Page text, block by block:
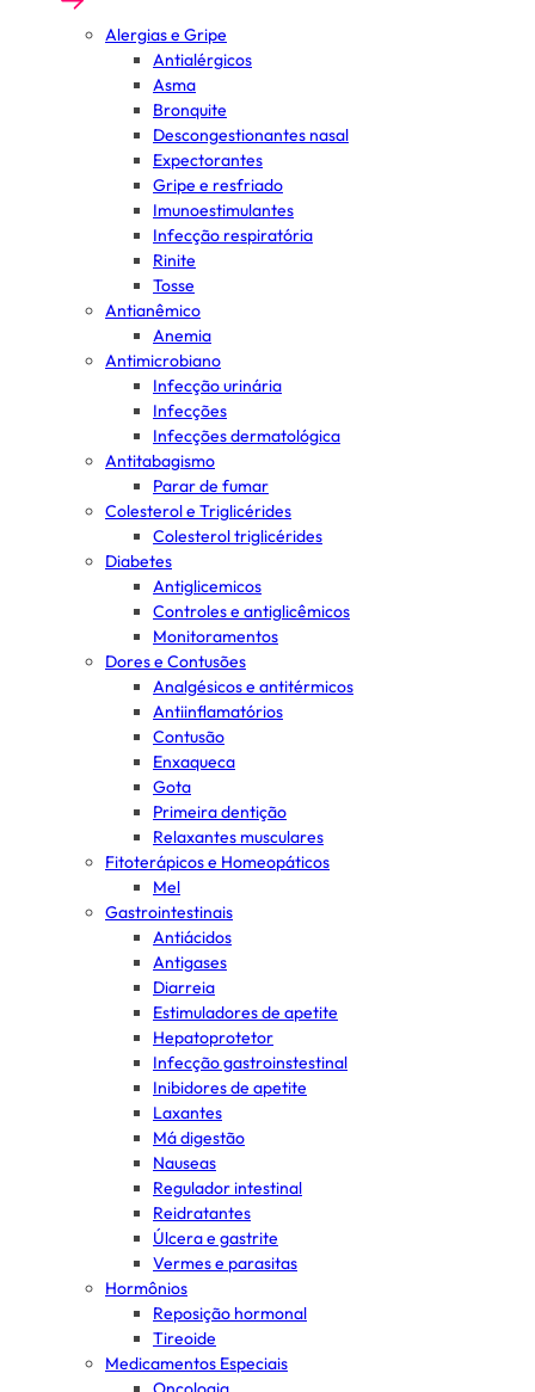
Alergias e Gripe
Antialérgicos
Asma
Bronquite
Descongestionantes nasal
Expectorantes
Gripe e resfriado
Imunoestimulantes
Infecção respiratória
Rinite
Tosse
Antianêmico
Anemia
Antimicrobiano
Infecção urinária
Infecções
Infecções dermatológica
Antitabagismo
Parar de fumar
Colesterol e Triglicérides
Colesterol triglicérides
Diabetes
Antiglicemicos
Controles e antiglicêmicos
Monitoramentos
Dores e Contusões
Analgésicos e antitérmicos
Antiinflamatórios
Contusão
Enxaqueca
Gota
Primeira dentição
Relaxantes musculares
Fitoterápicos e Homeopáticos
Mel
Gastrointestinais
Antiácidos
Antigases
Diarreia
Estimuladores de apetite
Hepatoprotetor
Infecção gastroinstestinal
Inibidores de apetite
Laxantes
Má digestão
Nauseas
Regulador intestinal
Reidratantes
Úlcera e gastrite
Vermes e parasitas
Hormônios
Reposição hormonal
Tireoide
Medicamentos Especiais